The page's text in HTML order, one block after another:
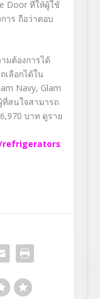
Door ที่ให้ผู้ใช้
าร ถือว่าตอบ
มต้องการได้
ลือกได้ใน
Navy, Glam
ที่สนใจสามารถ
บาท ดูราย
refrigerators